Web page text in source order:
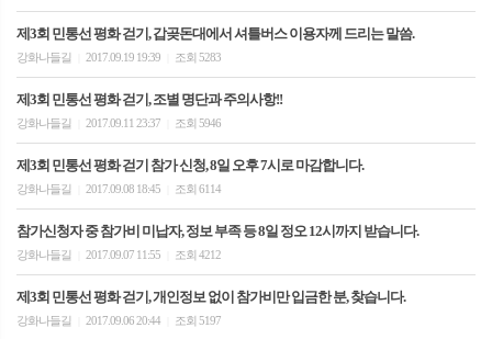
제3회 민통선 평화 걷기, 갑곶돈대에서 셔틀버스 이용자께 드리는 말씀.
강화나들길 2017.09.19 19:39 조회 5283
제3회 민통선 평화 걷기, 조별 명단과 주의사항!!
강화나들길 2017.09.11 23:37 조회 5946
제3회 민통선 평화 걷기 참가 신청, 8일 오후 7시로 마감합니다.
강화나들길 2017.09.08 18:45 조회 6114
참가신청자 중 참가비 미납자, 정보 부족 등 8일 정오 12시까지 받습니다.
강화나들길 2017.09.07 11:55 조회 4212
제3회 민통선 평화 걷기, 개인정보 없이 참가비만 입금한 분, 찾습니다.
강화나들길 2017.09.06 20:44 조회 5197